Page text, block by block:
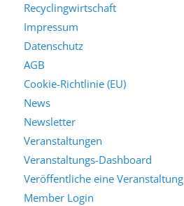
Recyclingwirtschaft
Impressum
Datenschutz
AGB
Cookie-Richtlinie (EU)
News
Newsletter
Veranstaltungen
Veranstaltungs-Dashboard
Veröffentliche eine Veranstaltung
Member Login